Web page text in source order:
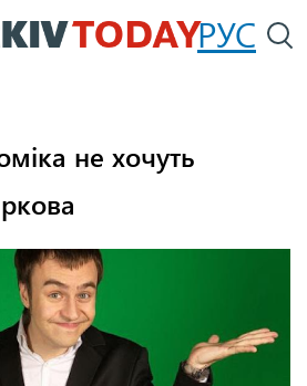
Перейти
до
РУС
не хочуть